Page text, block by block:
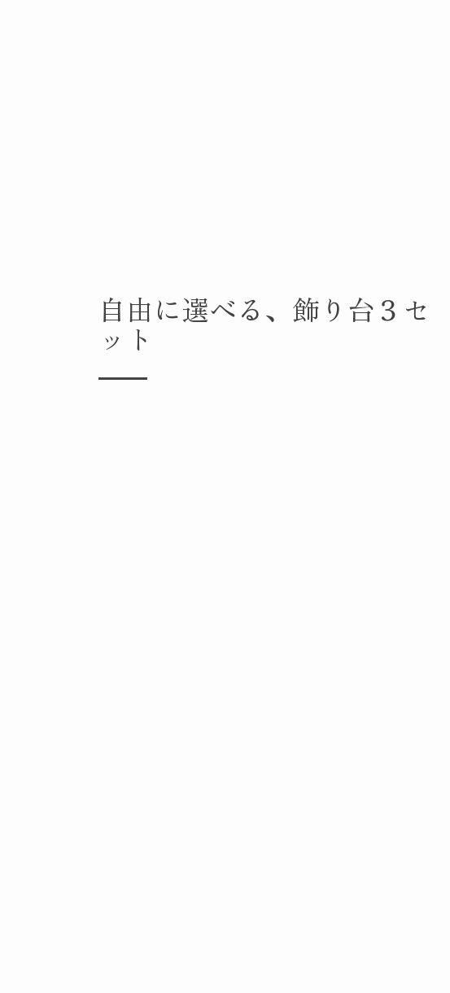
自由に選べる、飾り台３セ
ット